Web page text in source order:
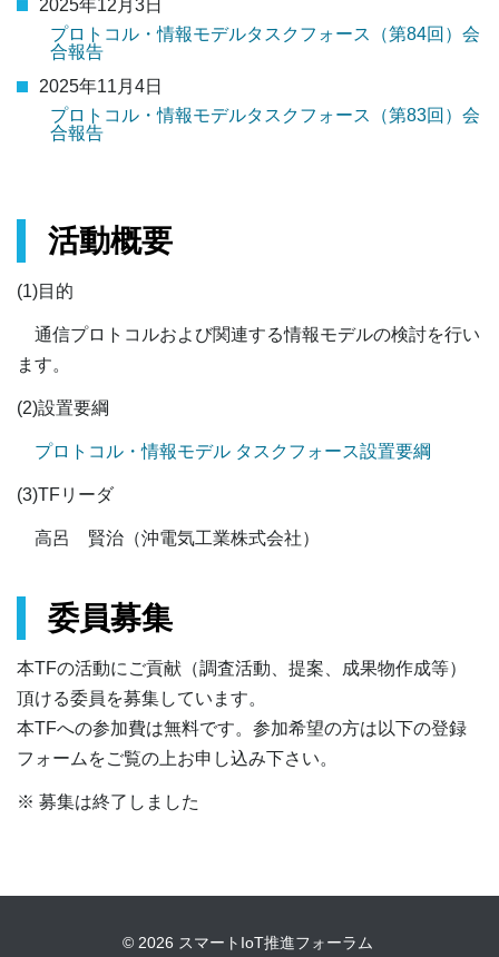
2025年12月3日
プロトコル・情報モデルタスクフォース（第84回）会
合報告
2025年11月4日
プロトコル・情報モデルタスクフォース（第83回）会
合報告
活動概要
(1)目的
通信プロトコルおよび関連する情報モデルの検討を行い
ます。
(2)設置要綱
プロトコル・情報モデル タスクフォース設置要綱
(3)TFリーダ
高呂 賢治（沖電気工業株式会社）
委員募集
本TFの活動にご貢献（調査活動、提案、成果物作成等）
頂ける委員を募集しています。
本TFへの参加費は無料です。参加希望の方は以下の登録
フォームをご覧の上お申し込み下さい。
※ 募集は終了しました
© 2026 スマートIoT推進フォーラム